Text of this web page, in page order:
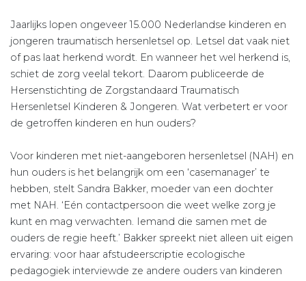
Jaarlijks lopen ongeveer 15.000 Nederlandse kinderen en
jongeren traumatisch hersenletsel op. Letsel dat vaak niet
of pas laat herkend wordt. En wanneer het wel herkend is,
schiet de zorg veelal tekort. Daarom publiceerde de
Hersenstichting de Zorgstandaard Traumatisch
Hersenletsel Kinderen & Jongeren. Wat verbetert er voor
de getroffen kinderen en hun ouders?
Voor kinderen met niet-aangeboren hersenletsel (NAH) en
hun ouders is het belangrijk om een ‘casemanager’ te
hebben, stelt Sandra Bakker, moeder van een dochter
met NAH. ‘Eén contactpersoon die weet welke zorg je
kunt en mag verwachten. Iemand die samen met de
ouders de regie heeft.’ Bakker spreekt niet alleen uit eigen
ervaring: voor haar afstudeerscriptie ecologische
pedagogiek interviewde ze andere ouders van kinderen